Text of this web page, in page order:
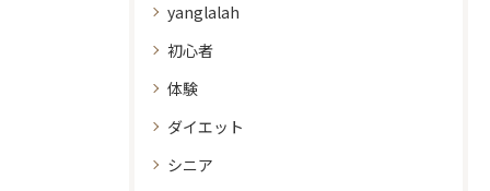
yanglalah
初心者
体験
ダイエット
シニア